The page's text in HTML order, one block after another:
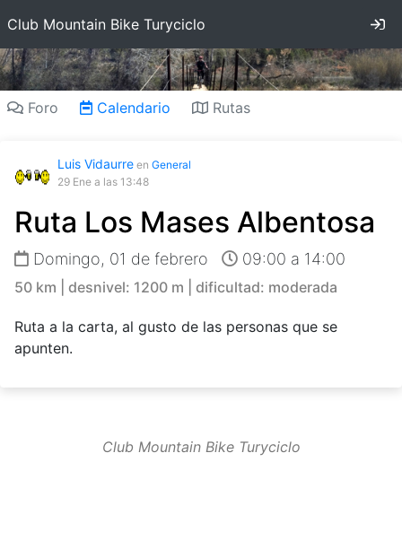
Club Mountain Bike Turyciclo
Foro Calendario Rutas
Luis Vidaurre en General
29 Ene a las 13:48
Ruta Los Mases Albentosa
Domingo, 01 de febrero 09:00 a 14:00
50 km | desnivel: 1200 m | dificultad: moderada
Ruta a la carta, al gusto de las personas que se
apunten.
Club Mountain Bike Turyciclo